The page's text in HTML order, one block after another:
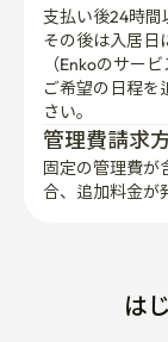
支払い後24時
その後は入居日
（Enkoのサー
ご希望の日程を
さい。
管理費請求
固定の管理費が
合、追加料金が
は